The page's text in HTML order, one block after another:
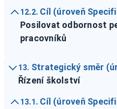
12.2. Cíl (úroveň
Posilovat odbornost
pracovníků
13. Strategický směr
Řízení školství
13.1. Cíl (úroveň